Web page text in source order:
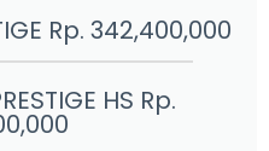
Rp. 342,400,000
HS Rp.